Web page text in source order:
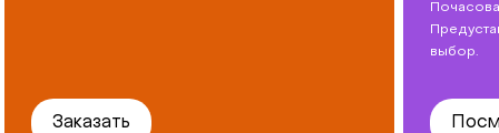
Заказать
выбор.